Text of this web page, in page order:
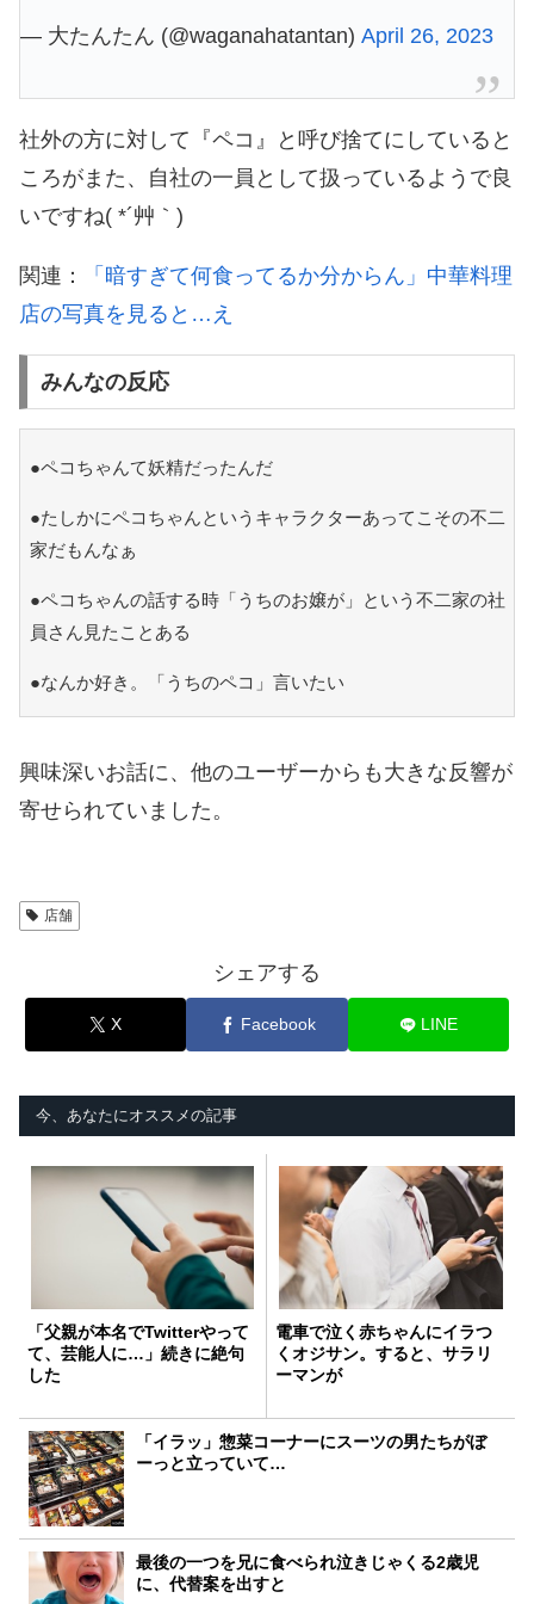
— 大たんたん (@waganahatantan) April 26, 2023
社外の方に対して『ペコ』と呼び捨てにしていると
ころがまた、自社の一員として扱っているようで良
いですね( *´艸｀)
関連：
「暗すぎて何食ってるか分からん」中華料理
店の写真を見ると…え
みんなの反応
●ペコちゃんて妖精だったんだ
●たしかにペコちゃんというキャラクターあってこその不二
家だもんなぁ
●ペコちゃんの話する時「うちのお嬢が」という不二家の社
員さん見たことある
●なんか好き。「うちのペコ」言いたい
興味深いお話に、他のユーザーからも大きな反響が
寄せられていました。
店舗
シェアする
X Facebook LINE
今、あなたにオススメの記事
「父親が本名でTwitterやって
て、芸能人に…」続きに絶句
した
電車で泣く赤ちゃんにイラつ
くオジサン。すると、サラリ
ーマンが
「イラッ」惣菜コーナーにスーツの男たちがぼ
ーっと立っていて…
最後の一つを兄に食べられ泣きじゃくる2歳児
に、代替案を出すと